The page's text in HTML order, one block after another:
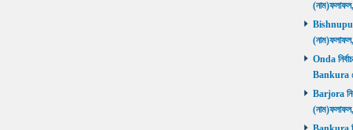
Bishnupur
Onda
Bankura
Barjora